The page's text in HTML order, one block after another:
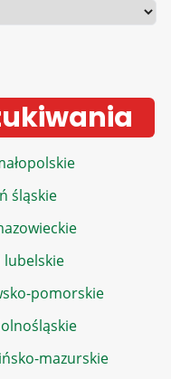
śląskie
lubelskie
pomorskie
mazurskie